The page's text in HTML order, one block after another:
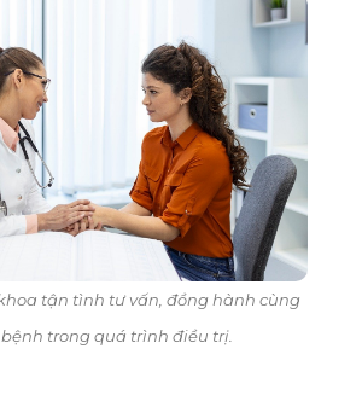
tận tình tư vấn, đồng hành cùng
trong quá trình điều trị.